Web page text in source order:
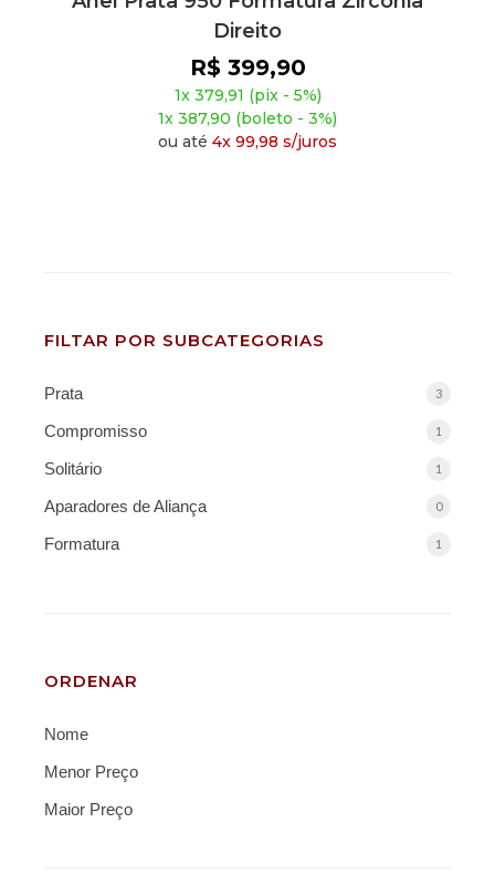
Direito
R$ 399,90
1x 379,91 (pix - 5%)
1x 387,90 (boleto - 3%)
ou até 4x 99,98 s/juros
FILTAR POR SUBCATEGORIAS
Prata 3
Compromisso 1
Solitário 1
Aparadores de Aliança 0
Formatura 1
ORDENAR
Nome
Menor Preço
Maior Preço